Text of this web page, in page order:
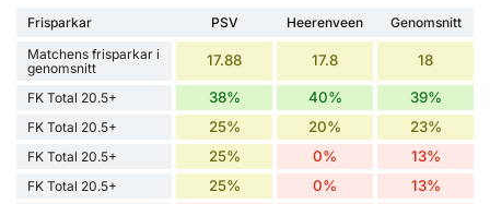
Frisparkar PSV Heerenveen
Genomsnitt
Matchens frisparkar i
genomsnitt
17.88 17.8 18
FK Total 20.5+ 38% 40% 39%
FK Total 20.5+ 25% 20% 23%
FK Total 20.5+ 25% 0% 13%
FK Total 20.5+ 25% 0% 13%